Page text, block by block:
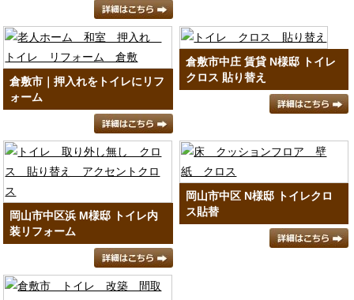
倉敷市｜押入れをトイレにリフ
ォーム
倉敷市中庄 賃貸 N様邸 トイレ
クロス 貼り替え
岡山市中区浜 M様邸 トイレ内
装リフォーム
岡山市中区 N様邸 トイレクロ
ス貼替